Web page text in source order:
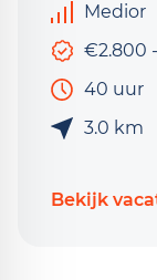
Medior
€2.800
40 uur
3.0 km
Bekijk